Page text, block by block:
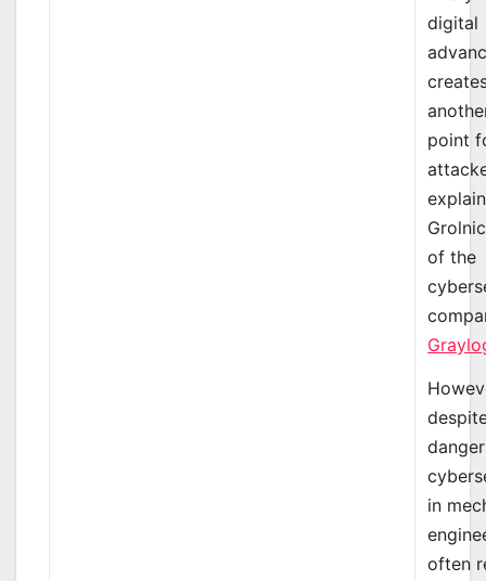
digital
point
of the
in
often